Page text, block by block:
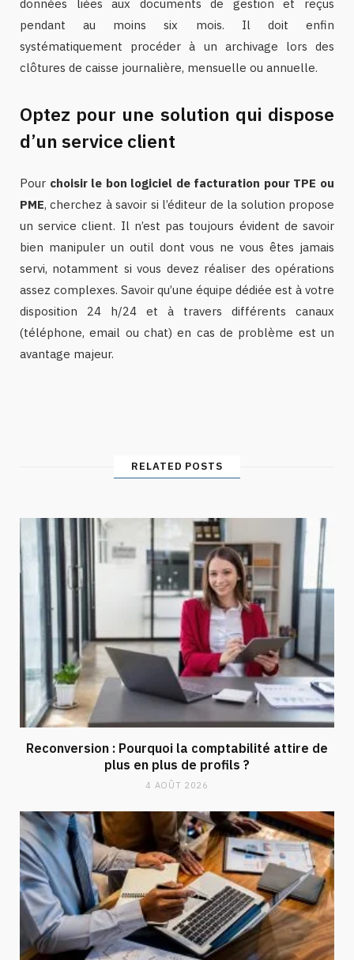
données liées aux documents de gestion et reçus
pendant au moins six mois. Il doit enfin
systématiquement procéder à un archivage lors des
clôtures de caisse journalière, mensuelle ou annuelle.
Optez pour une solution qui dispose
d’un service client
Pour choisir le bon logiciel de facturation pour TPE ou
PME, cherchez à savoir si l’éditeur de la solution propose
un service client. Il n’est pas toujours évident de savoir
bien manipuler un outil dont vous ne vous êtes jamais
servi, notamment si vous devez réaliser des opérations
assez complexes. Savoir qu’une équipe dédiée est à votre
disposition 24 h/24 et à travers différents canaux
(téléphone, email ou chat) en cas de problème est un
avantage majeur.
RELATED POSTS
Reconversion : Pourquoi la comptabilité attire de
plus en plus de profils ?
4 AOÛT 2026